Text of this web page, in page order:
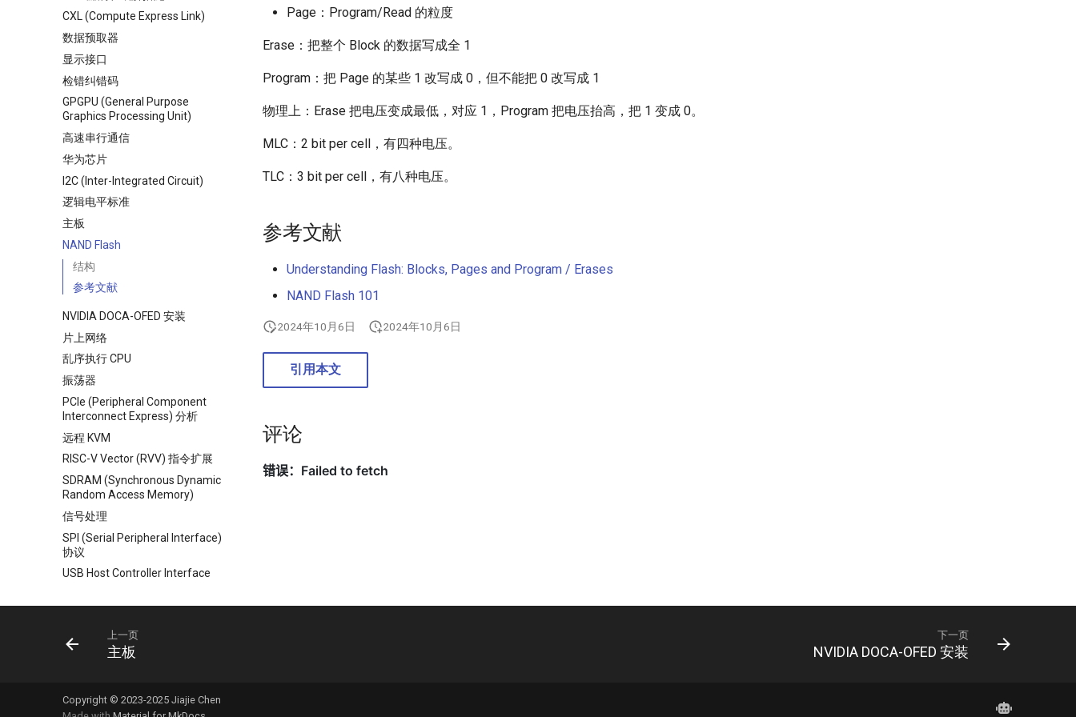
CXL (Compute Express Link)
数据预取器
显示接口
检错纠错码
GPGPU (General Purpose
Graphics Processing Unit)
高速串行通信
华为芯片
I2C (Inter-Integrated Circuit)
逻辑电平标准
主板
NAND Flash
结构
参考文献
NVIDIA DOCA-OFED 安装
片上网络
乱序执行 CPU
振荡器
PCIe (Peripheral Component
Interconnect Express) 分析
远程 KVM
RISC-V Vector (RVV) 指令扩展
SDRAM (Synchronous Dynamic
Random Access Memory)
信号处理
SPI (Serial Peripheral Interface)
协议
USB Host Controller Interface
Page：Program/Read 的粒度
Erase：把整个 Block 的数据写成全 1
Program：把 Page 的某些 1 改写成 0，但不能把 0 改写成 1
物理上：Erase 把电压变成最低，对应 1，Program 把电压抬高，把 1 变成 0。
MLC：2 bit per cell，有四种电压。
TLC：3 bit per cell，有八种电压。
参考文献
Understanding Flash: Blocks, Pages and Program / Erases
NAND Flash 101
2024年10月6日 2024年10月6日
引用本文
评论
上一页
主板
下一页
NVIDIA DOCA-OFED 安装
Copyright © 2023-2025 Jiajie Chen